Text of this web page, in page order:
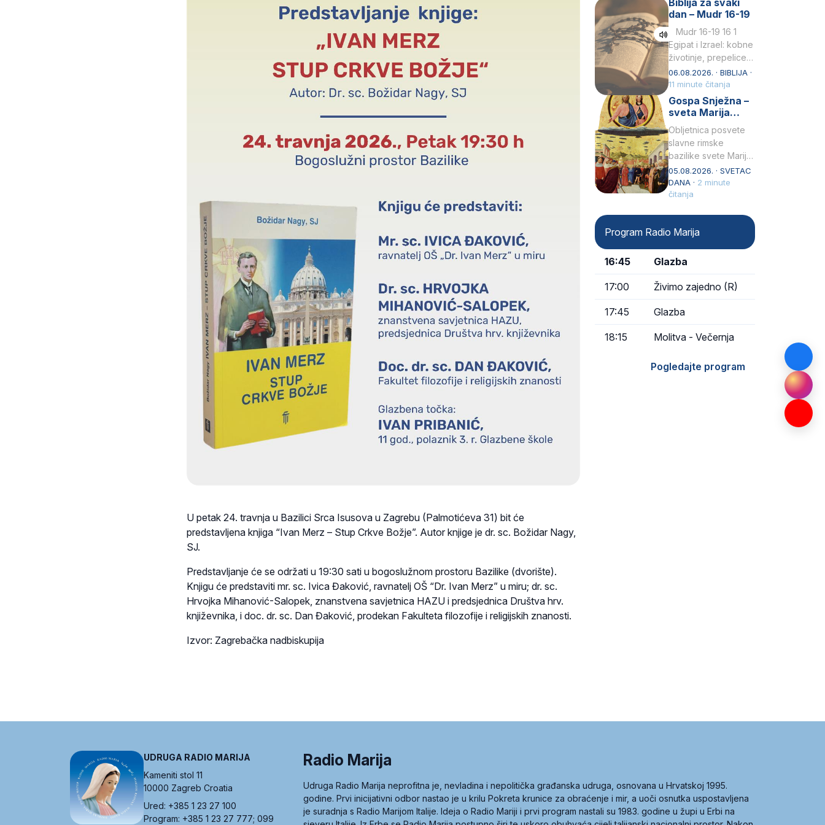
U petak 24. travnja u Bazilici Srca Isusova u Zagrebu (Palmotićeva 31) bit će
predstavljena knjiga “Ivan Merz – Stup Crkve Božje”. Autor knjige je dr. sc. Božidar Nagy,
SJ.
Predstavljanje će se održati u 19:30 sati u bogoslužnom prostoru Bazilike (dvorište).
Knjigu će predstaviti mr. sc. Ivica Đaković, ravnatelj OŠ “Dr. Ivan Merz” u miru; dr. sc.
Hrvojka Mihanović-Salopek, znanstvena savjetnica HAZU i predsjednica Društva hrv.
književnika, i doc. dr. sc. Dan Đaković, prodekan Fakulteta filozofije i religijskih znanosti.
Izvor: Zagrebačka nadbiskupija
Petar u svojoj
drugoj…
Biblija za svaki
dan – Mudr 16-19
Mudr 16-19 16 1
Egipat i Izrael: kobne
životinje, prepelice
Zato bijahu
primjereno kažnjeni
sličnim životinjamai
mučeni mnoštvom
06.08.2026. · BIBLIJA ·
11 minute čitanja
Gospa Snježna –
sveta Marija
Velika, zaštitnica
rimske bazilike
Obljetnica posvete
slavne rimske
bazilike svete Marije
Velike (Santa Maria
Maggiore) u narodu
se slavi kao Gospa
05.08.2026. · SVETAC
DANA · 2 minute
čitanja
Program Radio Marija
16:45 Glazba
17:00 Živimo zajedno (R)
17:45 Glazba
18:15 Molitva - Večernja
Pogledajte program
UDRUGA RADIO MARIJA
Kameniti stol 11
10000 Zagreb Croatia
Ured: +385 1 23 27 100
Program: +385 1 23 27 777; 099
Radio Marija
Udruga Radio Marija neprofitna je, nevladina i nepolitička građanska udruga, osnovana u Hrvatskoj 1995.
godine. Prvi inicijativni odbor nastao je u krilu Pokreta krunice za obraćenje i mir, a uoči osnutka uspostavljena
je suradnja s Radio Marijom Italije. Ideja o Radio Mariji i prvi program nastali su 1983. godine u župi u Erbi na